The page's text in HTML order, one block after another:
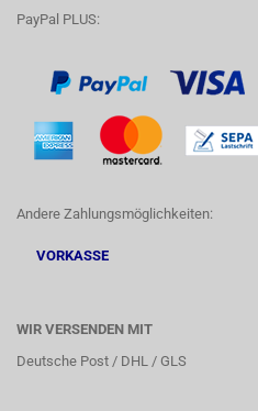
PayPal PLUS:
Andere Zahlungsmöglichkeiten:
VORKASSE
WIR VERSENDEN MIT
Deutsche Post / DHL / GLS